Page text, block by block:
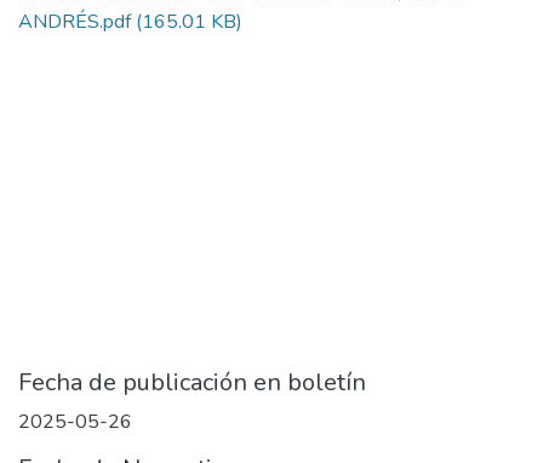
ANDRÉS.pdf(165.01 KB)
Fecha de publicación en boletín
2025-05-26